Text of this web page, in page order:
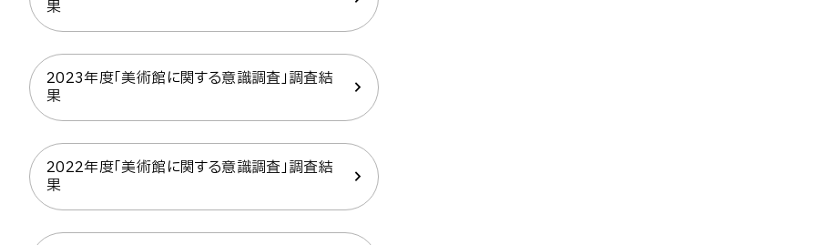
果
2023年度「美術館に関する意識調査」調査結
果
2022年度「美術館に関する意識調査」調査結
果